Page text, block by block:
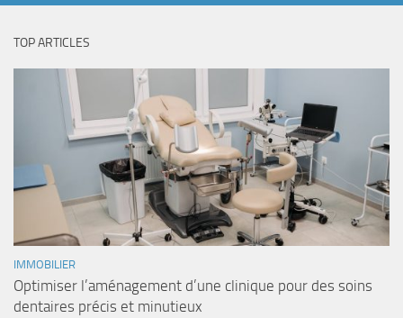
TOP ARTICLES
IMMOBILIER
Optimiser l’aménagement d’une clinique pour des soins
dentaires précis et minutieux